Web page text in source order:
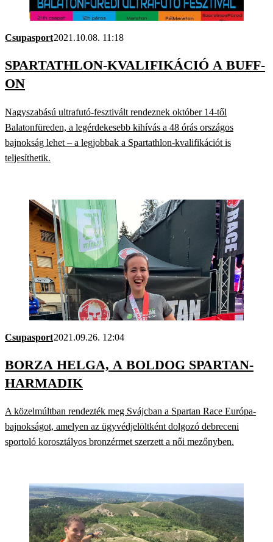
Csupasport2021.10.08. 11:18
SPARTATHLON-KVALIFIKÁCIÓ A BUFF-
ON
Nagyszabású ultrafutó-fesztivált rendeznek október 14-től
Balatonfüreden, a legérdekesebb kihívás a 48 órás országos
bajnokság lehet – a legjobbak a Spartathlon-kvalifikációt is
teljesíthetik.
Csupasport2021.09.26. 12:04
BORZA HELGA, A BOLDOG SPARTAN-
HARMADIK
A közelmúltban rendezték meg Svájcban a Spartan Race Európa-
bajnokságot, amelyen az ügyvédjelöltként dolgozó debreceni
sportoló korosztályos bronzérmet szerzett a női mezőnyben.